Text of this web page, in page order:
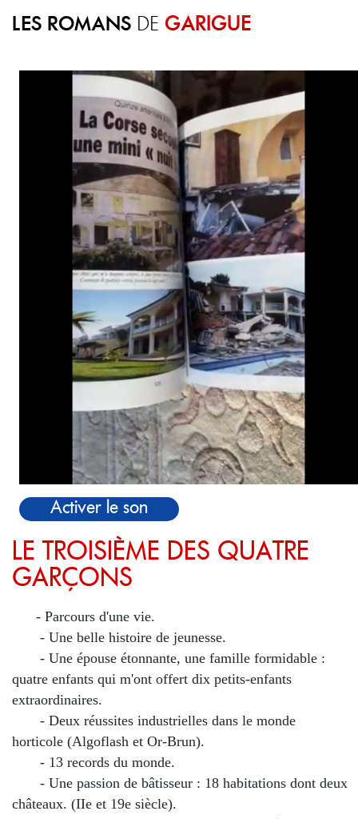
LES ROMANS DE GARIGUE
Activer le son
LE TROISIÈME DES QUATRE
GARÇONS
- Parcours d'une vie.
- Une belle histoire de jeunesse.
- Une épouse étonnante, une famille formidable :
quatre enfants qui m'ont offert dix petits-enfants
extraordinaires.
- Deux réussites industrielles dans le monde
horticole (Algoflash et Or-Brun).
- 13 records du monde.
- Une passion de bâtisseur : 18 habitations dont deux
châteaux. (IIe et 19e siècle).